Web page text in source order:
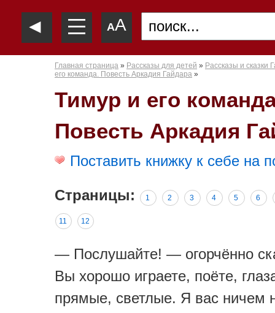
◄ —
—
— AA
Главная страница » Рассказы для детей » Рассказы и сказки
его команда. Повесть Аркадия Гайдара »
Тимур и его
Повесть Аркадия
Поставить книжку к себе на
Страницы: 1 2 3 4 5 6
11 12
— Послушайте! — огорчённо
Вы хорошо играете, поёте,
прямые, светлые. Я вас ничем